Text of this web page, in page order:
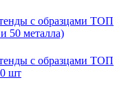
с образцами ТОП
50 металла)
с образцами ТОП
шт